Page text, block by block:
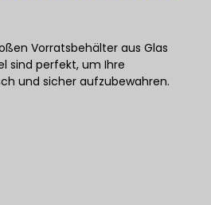
Vorratsbehälter aus Glas
sind perfekt, um Ihre
und sicher aufzubewahren.